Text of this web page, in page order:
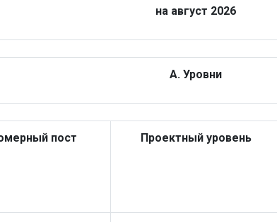
на август 2026
А. Уровни
пост Проектный уровень